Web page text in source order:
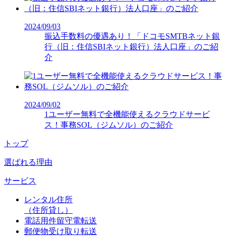
2024/09/03
振込手数料の優遇あり！「ドコモSMTBネット銀
行（旧：住信SBIネット銀行）法人口座」のご紹
介
2024/09/02
1ユーザー無料で全機能使えるクラウドサービ
ス！事務SOL（ジムソル）のご紹介
トップ
選ばれる理由
サービス
レンタル住所
（住所貸し）
電話用件留守電転送
郵便物受け取り転送